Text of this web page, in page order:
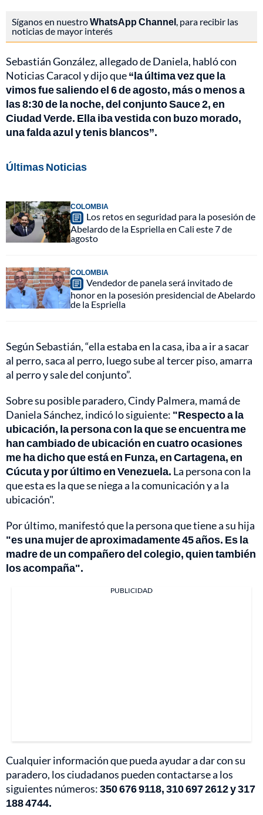
Síganos en nuestroWhatsApp Channel, para recibir las
noticias de mayor interés
Sebastián González, allegado de Daniela, habló con
Noticias Caracol y dijo que“la última vez que la
vimos fue saliendo el 6 de agosto, más o menos a
las 8:30 de la noche, del conjunto Sauce 2, en
Ciudad Verde. Ella iba vestida con buzo morado,
una falda azul y tenis blancos”.
Últimas Noticias
COLOMBIA
Los retos en seguridad para la posesión de
Abelardo de la Espriella en Cali este 7 de
agosto
COLOMBIA
Vendedor de panela será invitado de
honor en la posesión presidencial de Abelardo
de la Espriella
Según Sebastián, “ella estaba en la casa, iba a ir a sacar
al perro, saca al perro, luego sube al tercer piso, amarra
al perro y sale del conjunto”.
Sobre su posible paradero, Cindy Palmera, mamá de
Daniela Sánchez, indicó lo siguiente: "Respecto a la
ubicación, la persona con la que se encuentra me
han cambiado de ubicación en cuatro ocasiones
me ha dicho que está en Funza, en Cartagena, en
Cúcuta y por último en Venezuela. La persona con la
que esta es la que se niega a la comunicación y a la
ubicación".
Por último, manifestó que la persona que tiene a su hija
"es una mujer de aproximadamente 45 años. Es la
madre de un compañero del colegio, quien también
los acompaña".
PUBLICIDAD
Cualquier información que pueda ayudar a dar con su
paradero, los ciudadanos pueden contactarse a los
siguientes números:350 676 9118, 310 697 2612 y 317
188 4744.